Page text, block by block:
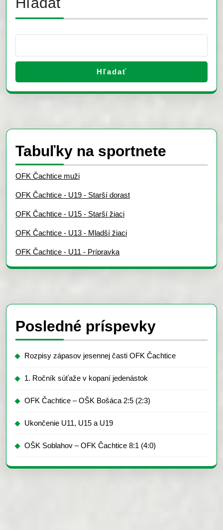
Hľadať
Tabuľky na sportnete
OFK Čachtice muži
OFK Čachtice - U19 - Starší dorast
OFK Čachtice - U15 - Starší žiaci
OFK Čachtice - U13 - Mladší žiaci
OFK Čachtice - U11 - Prípravka
Posledné príspevky
Rozpisy zápasov jesennej časti OFK Čachtice
1. Ročník súťaže v kopaní jedenástok
OFK Čachtice – OŠK Bošáca 2:5 (2:3)
Ukončenie U11, U15 a U19
OŠK Soblahov – OFK Čachtice 8:1 (4:0)